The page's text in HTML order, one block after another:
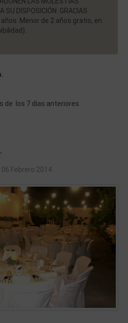
SU DISPOSICIÓN. GRACIAS.
Menor de 2 años gratis, en
de los 7 días anteriores
Febrero 2014